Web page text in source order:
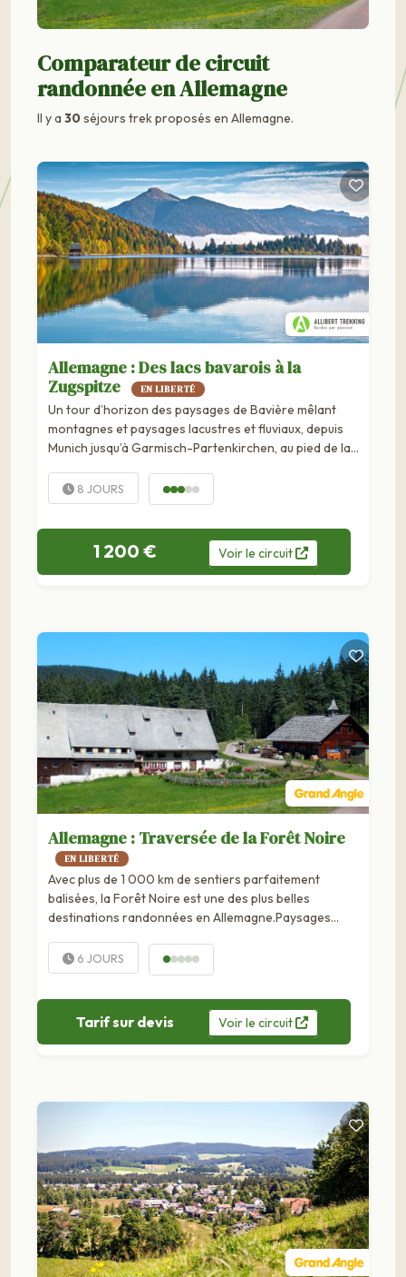
Comparateur de circuit
randonnée en Allemagne
Il y a 30séjours trek proposés en Allemagne.
Allemagne : Des lacs bavarois à la
Zugspitze
EN LIBERTÉ
Un tour d’horizon des paysages de Bavière mêlant
montagnes et paysages lacustres et fluviaux, depuis
Munich jusqu’à Garmisch-Partenkirchen, au pied de la
8 JOURS
1 200 € Voirle circuit
Allemagne : Traversée de la Forêt Noire
EN LIBERTÉ
Avec plus de 1 000 km de sentiers parfaitement
balisées, la Forêt Noire est une des plus belles
destinations randonnées en Allemagne.Paysages
6 JOURS
Tarif sur devis Voirle circuit